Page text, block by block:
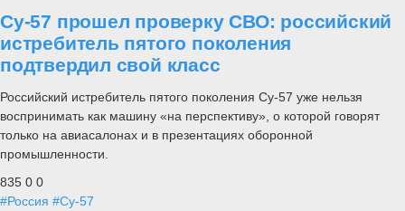
Су-57 прошел проверку СВО: российский
истребитель пятого поколения
подтвердил свой класс
Российский истребитель пятого поколения Су-57 уже нельзя
воспринимать как машину «на перспективу», о которой говорят
только на авиасалонах и в презентациях оборонной
промышленности.
835 0 0
#Россия #Су-57